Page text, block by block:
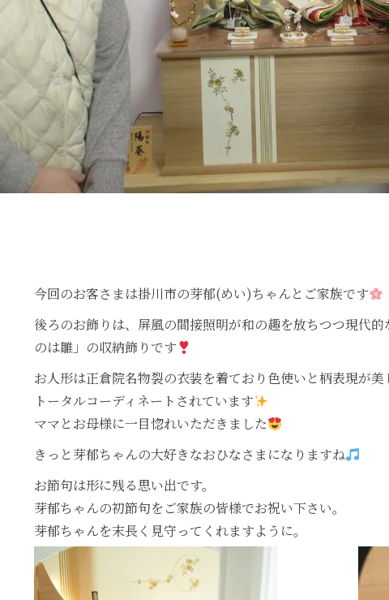
今回のお客さまは掛川市の芽郁(めい)ちゃんとご家族です
後ろのお飾りは、屏風の間接照明が和の趣を放ちつつ現代
のは雛」の収納飾りです
お人形は正倉院名物裂の衣装を着ており色使いと柄表現が
トータルコーディネートされています
ママとお母様に一目惚れいただきました
きっと芽郁ちゃんの大好きなおひなさまになりますね
お節句は形に残る思い出です。
芽郁ちゃんの初節句をご家族の皆様でお祝い下さい。
芽郁ちゃんを末長く見守ってくれますように。